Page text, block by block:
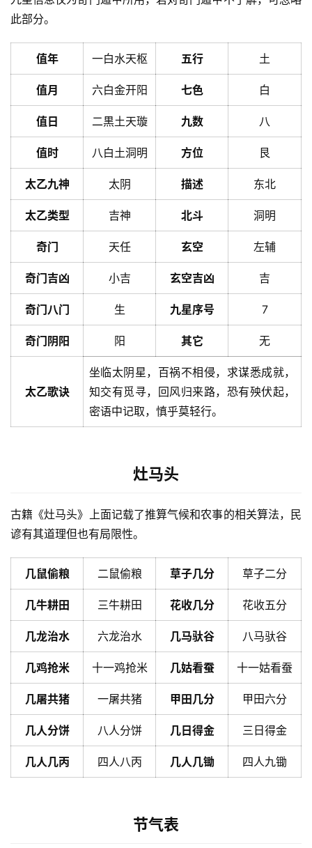
此部分。
值年 一白水天枢 五行 土
值月 六白金开阳 七色 白
值日 二黒土天璇 九数 八
值时 八白土洞明 方位 艮
太乙九神 太阴 描述 东北
太乙类型 吉神 北斗 洞明
奇门 天任 玄空 左辅
奇门吉凶 小吉 玄空吉凶 吉
奇门八门 生 九星序号 7
奇门阴阳 阳 其它 无
太乙歌诀
坐临太阴星，百祸不相侵，求谋悉成就，
知交有觅寻，回风归来路，恐有殃伏起，
密语中记取，慎乎莫轻行。
灶马头
古籍《灶马头》上面记载了推算气候和农事的相关算法，民
谚有其道理但也有局限性。
几鼠偷粮 二鼠偷粮 草子几分 草子二分
几牛耕田 三牛耕田 花收几分 花收五分
几龙治水 六龙治水 几马驮谷 八马驮谷
几鸡抢米 十一鸡抢米 几姑看蚕 十一姑看蚕
几屠共猪 一屠共猪 甲田几分 甲田六分
几人分饼 八人分饼 几日得金 三日得金
几人几丙 四人八丙 几人几锄 四人九锄
节气表